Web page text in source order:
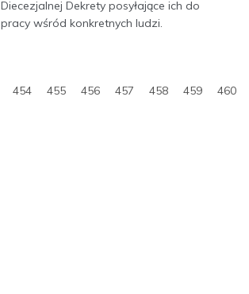
Diecezjalnej Dekrety posyłające ich do
pracy wśród konkretnych ludzi.
454 455 456 457 458 459 460